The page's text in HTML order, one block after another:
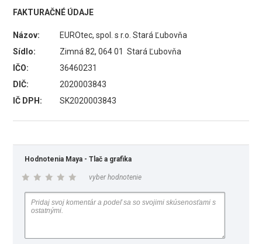
FAKTURAČNÉ ÚDAJE
Názov:
EUROtec, spol. s r.o. Stará Ľubovňa
Sídlo:
Zimná 82, 064 01 Stará Ľubovňa
IČO:
36460231
DIČ:
2020003843
IČ DPH:
SK2020003843
Hodnotenia Maya - Tlač a grafika
vyber hodnotenie